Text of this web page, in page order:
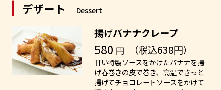
デザート Dessert
揚げバナナクレープ
580 円 （税込638円）
甘い特製ソースをかけたバナナを揚
げ春巻きの皮で巻き、高温でさっと
揚げてチョコレートソースをかけて